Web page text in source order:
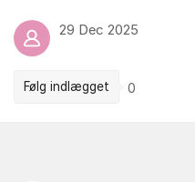
29 Dec 2025
Følg indlægget 0